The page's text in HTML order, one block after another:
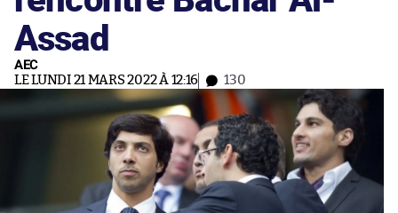
Assad
AEC
LE LUNDI 21 MARS 2022 À 12:16 130